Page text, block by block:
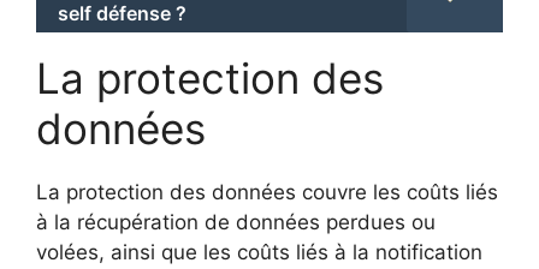
self défense ?
La protection des
données
La protection des données couvre les coûts liés
à la récupération de données perdues ou
volées, ainsi que les coûts liés à la notification